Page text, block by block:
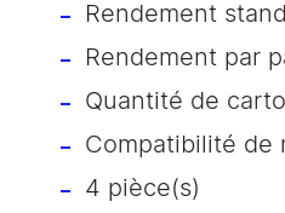
Rendement
Rendement par
Quantité de
Compatibilité de
4 pièce(s)